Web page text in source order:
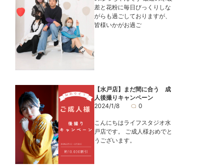
差と花粉に毎日びっくりしな
がらも過ごしておりますが、
皆様いかがお過ご
【水戸店】まだ間に合う 成
人後撮りキャンペーン
2024/1/8
0
こんにちはライフスタジオ水
戸店です。 ご成人様おめでと
うございます。